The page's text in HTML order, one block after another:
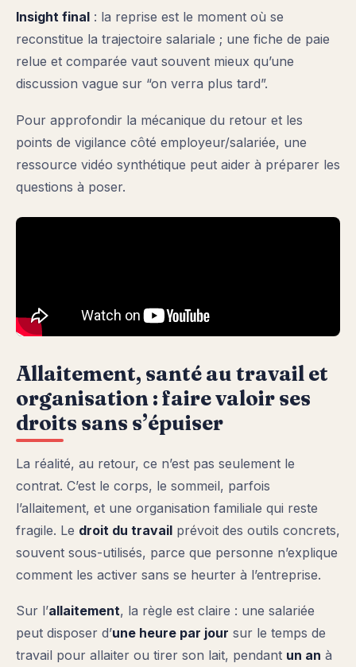
Insight final : la reprise est le moment où se
reconstitue la trajectoire salariale ; une fiche de paie
relue et comparée vaut souvent mieux qu’une
discussion vague sur “on verra plus tard”.
Pour approfondir la mécanique du retour et les
points de vigilance côté employeur/salariée, une
ressource vidéo synthétique peut aider à préparer les
questions à poser.
Allaitement, santé au travail et
organisation : faire valoir ses
droits sans s’épuiser
La réalité, au retour, ce n’est pas seulement le
contrat. C’est le corps, le sommeil, parfois
l’allaitement, et une organisation familiale qui reste
fragile. Le droit du travail prévoit des outils concrets,
souvent sous-utilisés, parce que personne n’explique
comment les activer sans se heurter à l’entreprise.
Sur l’allaitement, la règle est claire : une salariée
peut disposer d’une heure par jour sur le temps de
travail pour allaiter ou tirer son lait, pendant un an à